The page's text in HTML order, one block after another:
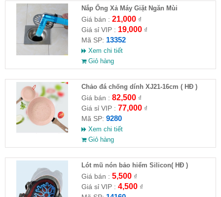
Nắp Ống Xả Máy Giặt Ngăn Mùi
Giá bán : 21,000₫
Giá sỉ VIP : 19,000₫
Mã SP: 13352
Xem chi tiết
Giỏ hàng
Chảo đá chống dính XJ21-16cm ( HĐ )
Giá bán : 82,500₫
Giá sỉ VIP : 77,000₫
Mã SP: 9280
Xem chi tiết
Giỏ hàng
Lót mũ nón bảo hiểm Silicon( HĐ )
Giá bán : 5,500₫
Giá sỉ VIP : 4,500₫